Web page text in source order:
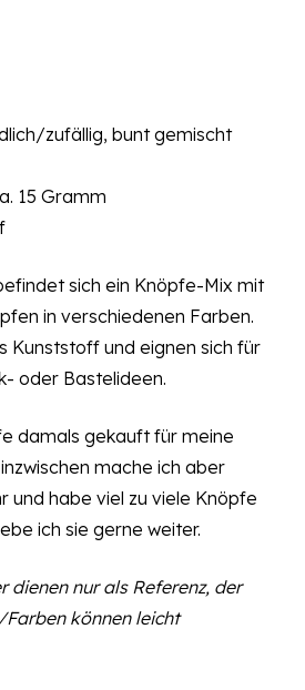
zufällig, bunt gemischt
15 Gramm
sich ein Knöpfe-Mix mit
in verschiedenen Farben.
Kunststoff und eignen sich für
oder Bastelideen.
damals gekauft für meine
mache ich aber
und habe viel zu viele Knöpfe
ich sie gerne weiter.
dienen nur als Referenz, der
können leicht